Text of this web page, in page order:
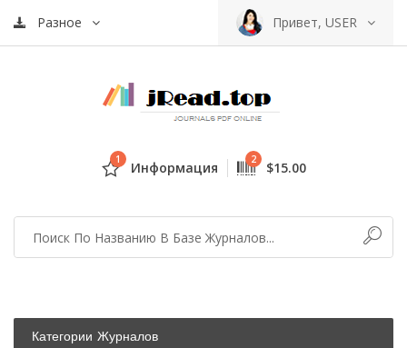
Разное Привет, USER
1 Информация 2 $15.00
Категории Журналов